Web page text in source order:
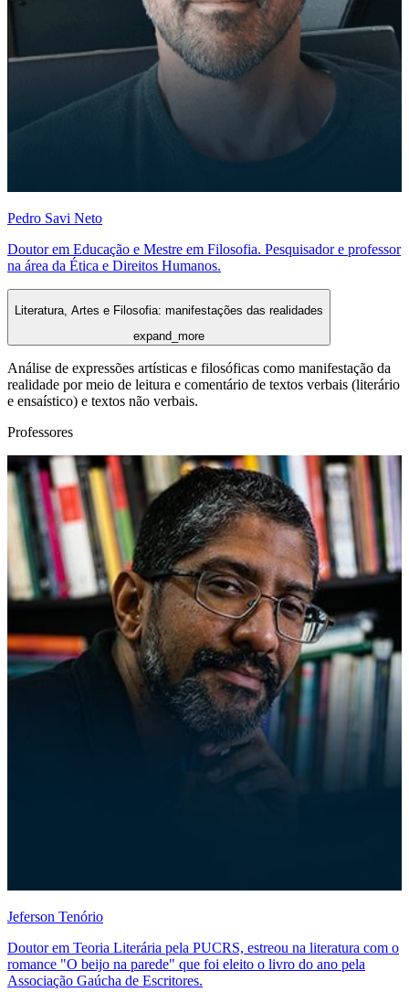
Pedro Savi Neto
Doutor em Educação e Mestre em Filosofia. Pesquisador e professor
na área da Ética e Direitos Humanos.
Literatura, Artes e Filosofia: manifestações das realidades
expand_more
Análise de expressões artísticas e filosóficas como manifestação da
realidade por meio de leitura e comentário de textos verbais (literário
e ensaístico) e textos não verbais.
Professores
Jeferson Tenório
Doutor em Teoria Literária pela PUCRS, estreou na literatura com o
romance "O beijo na parede" que foi eleito o livro do ano pela
Associação Gaúcha de Escritores.